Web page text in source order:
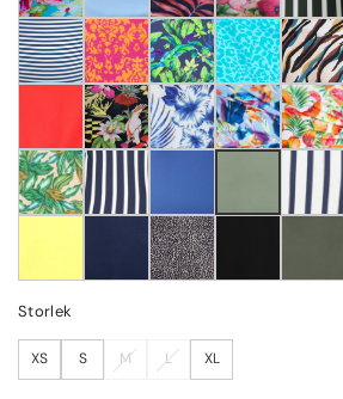
Storlek
XS S M L XL